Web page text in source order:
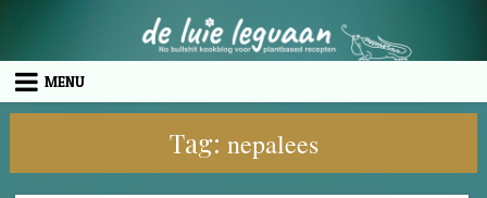
MENU
Tag: nepalees